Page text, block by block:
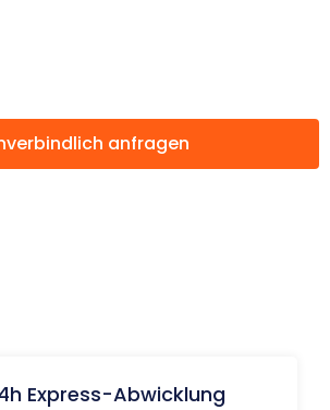
anfragen
Express-Abwicklung